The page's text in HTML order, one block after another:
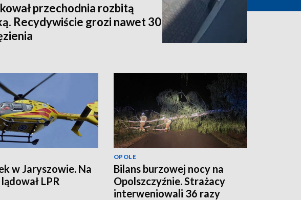
przechodnia rozbitą
Recydywiście grozi nawet 30
w Jaryszowie. Na
LPR
OPOLE
Bilans burzowej nocy na
Opolszczyźnie. Strażacy
interweniowali 36 razy